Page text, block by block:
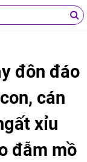
đôn đáo
cán
xỉu
đẫm mồ